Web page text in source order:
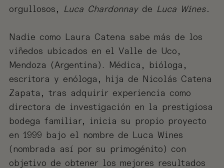
orgullosos,
Luca Chardonnay de Luca Wines.
Nadie como Laura Catena sabe más de los
viñedos ubicados en el Valle de Uco,
Mendoza (Argentina). Médica, bióloga,
escritora y enóloga, hija de Nicolás Catena
Zapata, tras adquirir experiencia como
directora de investigación en la prestigiosa
bodega familiar, inicia su propio proyecto
en 1999 bajo el nombre de Luca Wines
(nombrada así por su primogénito) con
objetivo de obtener los mejores resultados